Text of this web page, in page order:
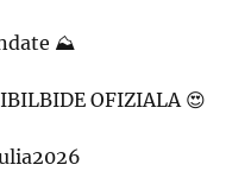
⛰️
OFIZIALA 😍